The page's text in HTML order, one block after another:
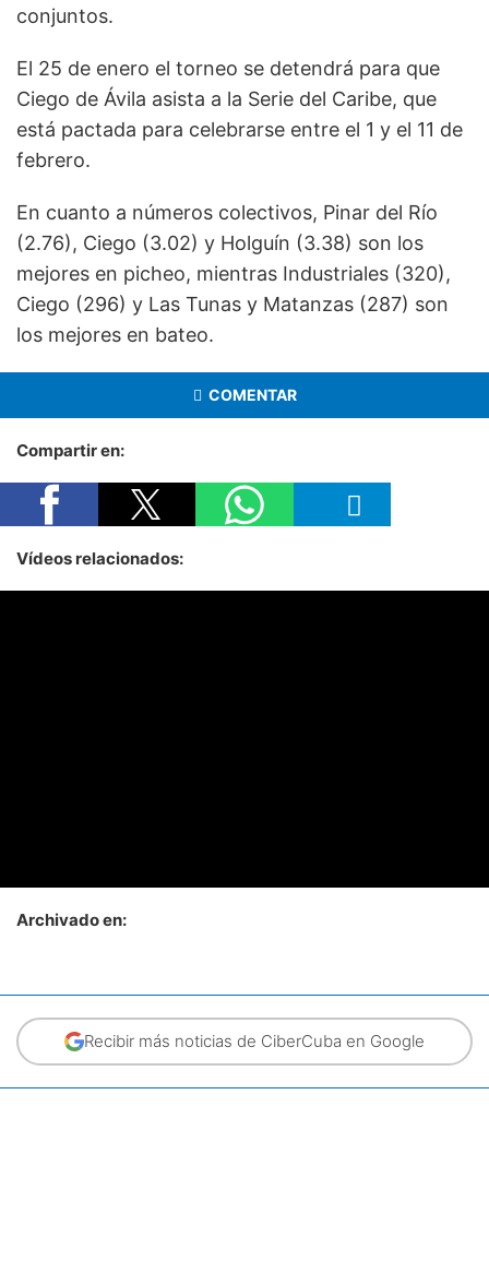
conjuntos.
El 25 de enero el torneo se detendrá para que
Ciego de Ávila asista a la Serie del Caribe, que
está pactada para celebrarse entre el 1 y el 11 de
febrero.
En cuanto a números colectivos, Pinar del Río
(2.76), Ciego (3.02) y Holguín (3.38) son los
mejores en picheo, mientras Industriales (320),
Ciego (296) y Las Tunas y Matanzas (287) son
los mejores en bateo.
COMENTAR
Compartir en:
Vídeos relacionados:
Archivado en:
Recibir más noticias de CiberCuba en Google